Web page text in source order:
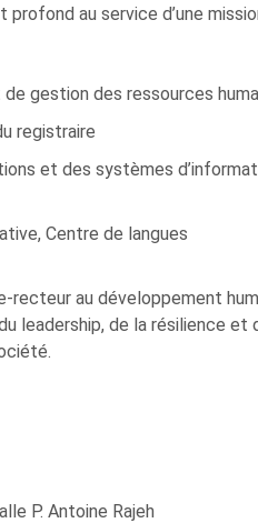
au service d’une
gestion des ressources
registraire
et des systèmes
Centre de langues
recteur au développement
leadership, de la résilience
P. Antoine Rajeh